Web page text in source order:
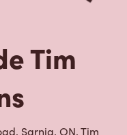
Tim
Sarnia, ON, Tim